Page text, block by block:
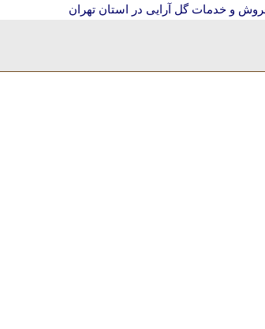
و خدمات گل آرایی در استان تهران